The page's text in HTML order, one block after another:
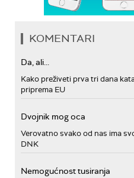
KOMENTARI
Da, ali...
Kako preživeti prva tri dana
priprema EU
Dvojnik mog oca
Verovatno svako od nas ima
DNK
Nemogućnost tusiranja